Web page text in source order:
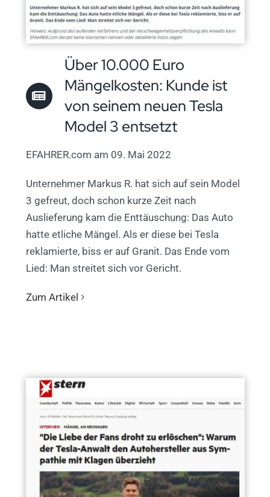
Über 10.000 Euro
Mängelkosten: Kunde ist
von seinem neuen Tesla
Model 3 entsetzt
EFAHRER.com am 09. Mai 2022
Unternehmer Markus R. hat sich auf sein Model
3 gefreut, doch schon kurze Zeit nach
Auslieferung kam die Enttäuschung: Das Auto
hatte etliche Mängel. Als er diese bei Tesla
reklamierte, biss er auf Granit. Das Ende vom
Lied: Man streitet sich vor Gericht.
Zum Artikel